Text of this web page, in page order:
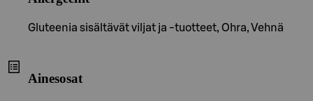
Gluteenia sisältävät viljat ja -tuotteet, Ohra, Vehnä
Ainesosat